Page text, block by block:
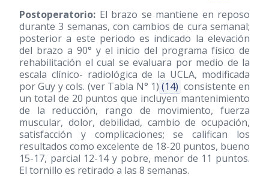
Postoperatorio: El brazo se mantiene en reposo
durante 3 semanas, con cambios de cura semanal;
posterior a este periodo es indicado la elevación
del brazo a 90° y el inicio del programa físico de
rehabilitación el cual se evaluara por medio de la
escala clínico- radiológica de la UCLA, modificada
por Guy y cols. (ver Tabla N° 1) (14) consistente en
un total de 20 puntos que incluyen mantenimiento
de la reducción, rango de movimiento, fuerza
muscular, dolor, debilidad, cambio de ocupación,
satisfacción y complicaciones; se califican los
resultados como excelente de 18-20 puntos, bueno
15-17, parcial 12-14 y pobre, menor de 11 puntos.
El tornillo es retirado a las 8 semanas.